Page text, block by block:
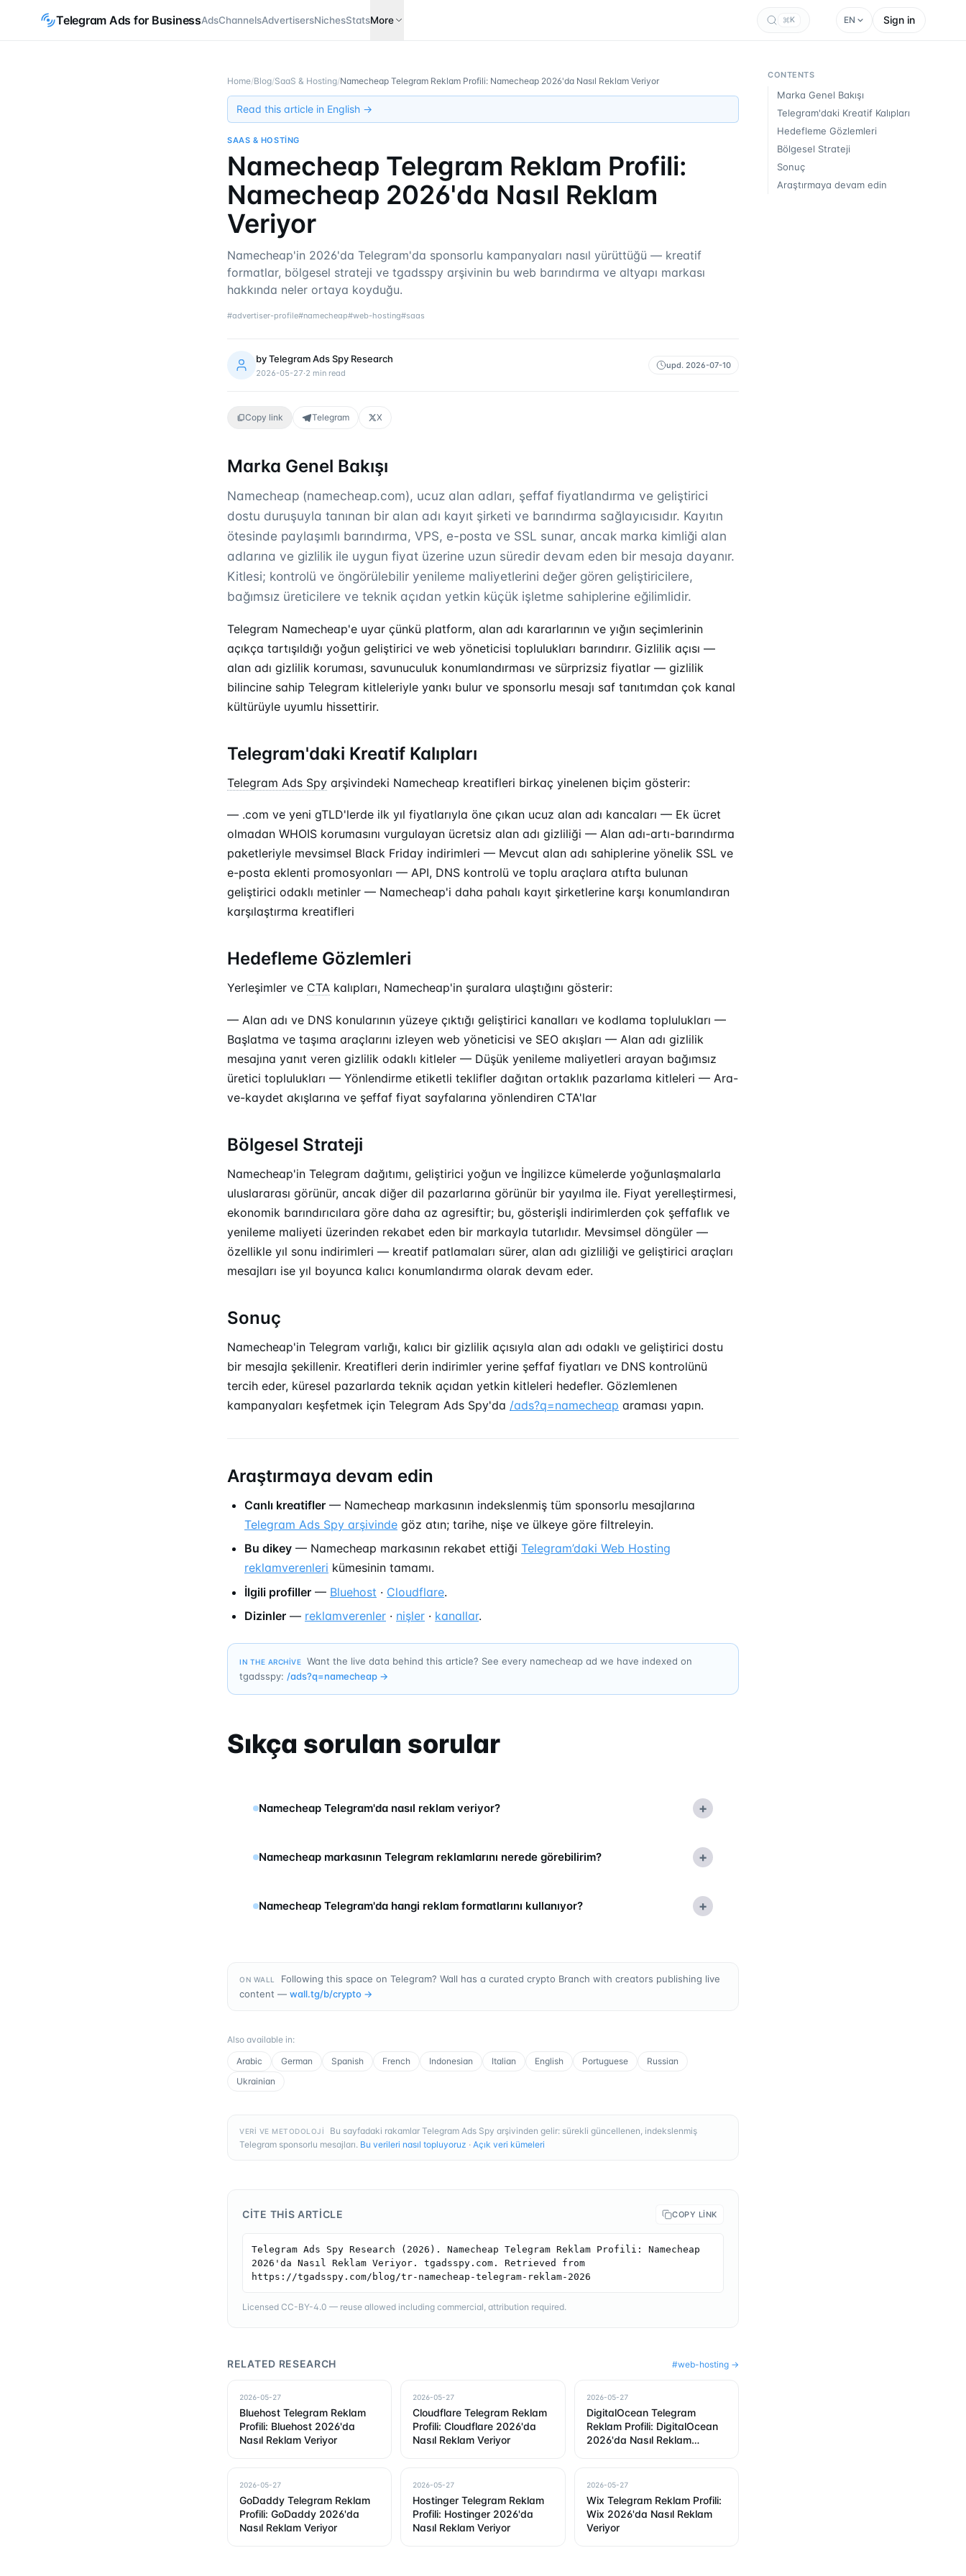
Telegram Ads for BusinessAdsChannelsAdvertisersNichesStatsMore K EN Sign in
Home/Blog/SaaS & Hosting/Namecheap Telegram Reklam Profili: Namecheap 2026'da Nasıl Reklam Veriyor
Read this article in English →
SAAS & HOSTING
Namecheap Telegram Reklam Profili:
Namecheap 2026'da Nasıl Reklam
Veriyor
Namecheap'in 2026'da Telegram'da sponsorlu kampanyaları nasıl yürüttüğü — kreatif
formatlar, bölgesel strateji ve tgadsspy arşivinin bu web barındırma ve altyapı markası
hakkında neler ortaya koyduğu.
#advertiser-profile#namecheap#web-hosting#saas
byTelegram Ads Spy Research
2026-05-27·2 min read
upd. 2026-07-10
Copy link Telegram X
Marka Genel Bakışı
Namecheap (namecheap.com), ucuz alan adları, şeffaf fiyatlandırma ve geliştirici
dostu duruşuyla tanınan bir alan adı kayıt şirketi ve barındırma sağlayıcısıdır. Kayıtın
ötesinde paylaşımlı barındırma, VPS, e-posta ve SSL sunar, ancak marka kimliği alan
adlarına ve gizlilik ile uygun fiyat üzerine uzun süredir devam eden bir mesaja dayanır.
Kitlesi; kontrolü ve öngörülebilir yenileme maliyetlerini değer gören geliştiricilere,
bağımsız üreticilere ve teknik açıdan yetkin küçük işletme sahiplerine eğilimlidir.
Telegram Namecheap'e uyar çünkü platform, alan adı kararlarının ve yığın seçimlerinin
açıkça tartışıldığı yoğun geliştirici ve web yöneticisi toplulukları barındırır. Gizlilik açısı —
alan adı gizlilik koruması, savunuculuk konumlandırması ve sürprizsiz fiyatlar — gizlilik
bilincine sahip Telegram kitleleriyle yankı bulur ve sponsorlu mesajı saf tanıtımdan çok kanal
kültürüyle uyumlu hissettirir.
Telegram'daki Kreatif Kalıpları
Telegram Ads Spy arşivindeki Namecheap kreatifleri birkaç yinelenen biçim gösterir:
— .com ve yeni gTLD'lerde ilk yıl fiyatlarıyla öne çıkan ucuz alan adı kancaları — Ek ücret
olmadan WHOIS korumasını vurgulayan ücretsiz alan adı gizliliği — Alan adı-artı-barındırma
paketleriyle mevsimsel Black Friday indirimleri — Mevcut alan adı sahiplerine yönelik SSL ve
e-posta eklenti promosyonları — API, DNS kontrolü ve toplu araçlara atıfta bulunan
geliştirici odaklı metinler — Namecheap'i daha pahalı kayıt şirketlerine karşı konumlandıran
karşılaştırma kreatifleri
Hedefleme Gözlemleri
Yerleşimler ve CTA kalıpları, Namecheap'in şuralara ulaştığını gösterir:
— Alan adı ve DNS konularının yüzeye çıktığı geliştirici kanalları ve kodlama toplulukları —
Başlatma ve taşıma araçlarını izleyen web yöneticisi ve SEO akışları — Alan adı gizlilik
mesajına yanıt veren gizlilik odaklı kitleler — Düşük yenileme maliyetleri arayan bağımsız
üretici toplulukları — Yönlendirme etiketli teklifler dağıtan ortaklık pazarlama kitleleri — Ara-
ve-kaydet akışlarına ve şeffaf fiyat sayfalarına yönlendiren CTA'lar
Bölgesel Strateji
Namecheap'in Telegram dağıtımı, geliştirici yoğun ve İngilizce kümelerde yoğunlaşmalarla
uluslararası görünür, ancak diğer dil pazarlarına görünür bir yayılma ile. Fiyat yerelleştirmesi,
ekonomik barındırıcılara göre daha az agresiftir; bu, gösterişli indirimlerden çok şeffaflık ve
yenileme maliyeti üzerinden rekabet eden bir markayla tutarlıdır. Mevsimsel döngüler —
özellikle yıl sonu indirimleri — kreatif patlamaları sürer, alan adı gizliliği ve geliştirici araçları
mesajları ise yıl boyunca kalıcı konumlandırma olarak devam eder.
Sonuç
Namecheap'in Telegram varlığı, kalıcı bir gizlilik açısıyla alan adı odaklı ve geliştirici dostu
bir mesajla şekillenir. Kreatifleri derin indirimler yerine şeffaf fiyatları ve DNS kontrolünü
tercih eder, küresel pazarlarda teknik açıdan yetkin kitleleri hedefler. Gözlemlenen
kampanyaları keşfetmek için Telegram Ads Spy'da /ads?q=namecheap araması yapın.
Araştırmaya devam edin
Canlı kreatifler — Namecheap markasının indekslenmiş tüm sponsorlu mesajlarına
Telegram Ads Spy arşivinde göz atın; tarihe, nişe ve ülkeye göre filtreleyin.
Bu dikey — Namecheap markasının rekabet ettiği Telegram’daki Web Hosting
reklamverenleri kümesinin tamamı.
İlgili profiller — Bluehost · Cloudflare.
Dizinler — reklamverenler · nişler · kanallar.
IN THE ARCHIVE
Want the live data behind this article? See every namecheap ad we have indexed on
tgadsspy: /ads?q=namecheap →
Sıkça sorulan sorular
Namecheap Telegram'da nasıl reklam veriyor? +
Namecheap markasının Telegram reklamlarını nerede görebilirim? +
Namecheap Telegram'da hangi reklam formatlarını kullanıyor? +
ON WALL
Following this space on Telegram? Wall has a curated crypto Branch with creators publishing live
content — wall.tg/b/crypto →
Also available in:
Arabic
German Spanish French Indonesian Italian English Portuguese
Russian
Ukrainian
VERI VE METODOLOJI
Bu sayfadaki rakamlar Telegram Ads Spy arşivinden gelir: sürekli güncellenen, indekslenmiş
Telegram sponsorlu mesajları. Bu verileri nasıl topluyoruz · Açık veri kümeleri
CITE THIS ARTICLE COPY LINK
Telegram Ads Spy Research (2026). Namecheap Telegram Reklam Profili: Namecheap
2026'da Nasıl Reklam Veriyor. tgadsspy.com. Retrieved from
https://tgadsspy.com/blog/tr-namecheap-telegram-reklam-2026
Licensed CC-BY-4.0 — reuse allowed including commercial, attribution required.
RELATED RESEARCH #web-hosting →
2026-05-27
Bluehost Telegram Reklam
Profili: Bluehost 2026'da
Nasıl Reklam Veriyor
2026-05-27
Cloudflare Telegram Reklam
Profili: Cloudflare 2026'da
Nasıl Reklam Veriyor
2026-05-27
DigitalOcean Telegram
Reklam Profili: DigitalOcean
2026'da Nasıl Reklam
2026-05-27
GoDaddy Telegram Reklam
Profili: GoDaddy 2026'da
Nasıl Reklam Veriyor
2026-05-27
Hostinger Telegram Reklam
Profili: Hostinger 2026'da
Nasıl Reklam Veriyor
2026-05-27
Wix Telegram Reklam Profili:
Wix 2026'da Nasıl Reklam
Veriyor
CONTENTS
Marka Genel Bakışı
Telegram'daki Kreatif Kalıpları
Hedefleme Gözlemleri
Bölgesel Strateji
Sonuç
Araştırmaya devam edin